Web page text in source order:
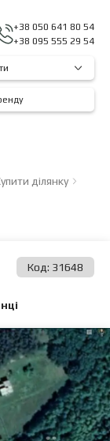
+38 050 641 80 54
+38 095 555 29 54
ділянку
Код: 31648